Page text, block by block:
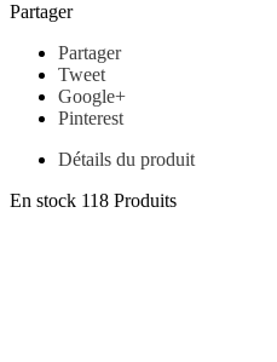
Partager
Partager
Tweet
Google+
Pinterest
Détails du produit
En stock 118 Produits